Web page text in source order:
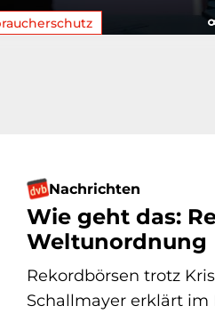
Nachrichten
Wie geht das:
Weltunordnung
Rekordbörsen trotz
Schallmayer erklärt im